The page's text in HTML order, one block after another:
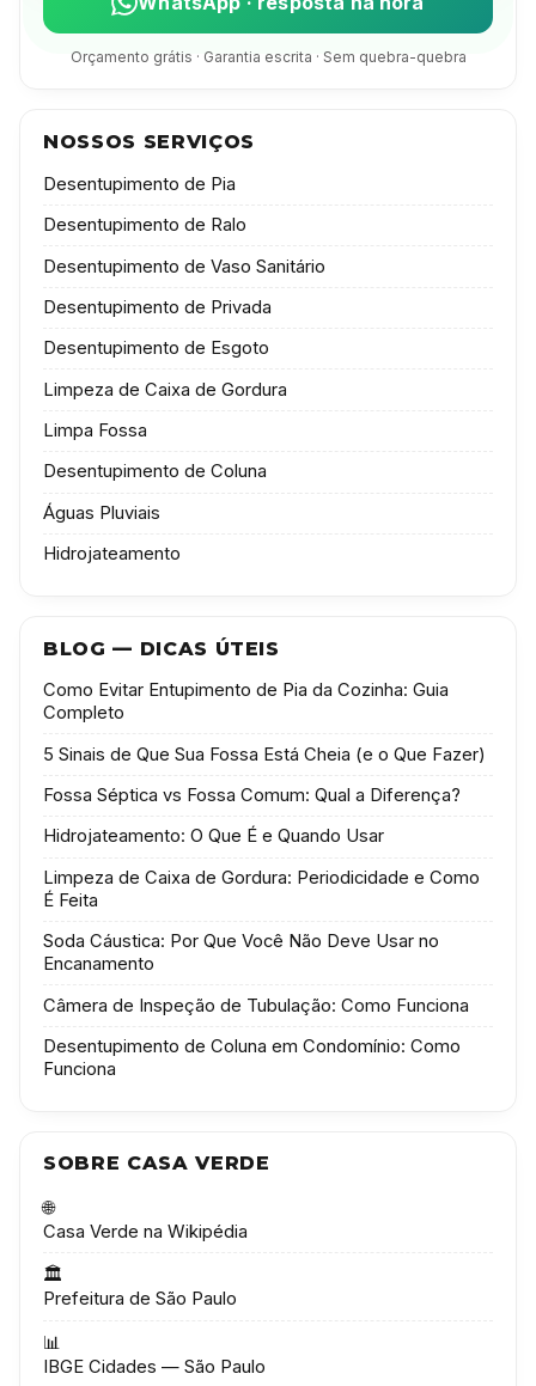
Orçamento grátis · Garantia escrita · Sem quebra-quebra
NOSSOS SERVIÇOS
Desentupimento de Pia
Desentupimento de Ralo
Desentupimento de Vaso Sanitário
Desentupimento de Privada
Desentupimento de Esgoto
Limpeza de Caixa de Gordura
Limpa Fossa
Desentupimento de Coluna
Águas Pluviais
Hidrojateamento
BLOG — DICAS ÚTEIS
Como Evitar Entupimento de Pia da Cozinha: Guia
Completo
5 Sinais de Que Sua Fossa Está Cheia (e o Que Fazer)
Fossa Séptica vs Fossa Comum: Qual a Diferença?
Hidrojateamento: O Que É e Quando Usar
Limpeza de Caixa de Gordura: Periodicidade e Como
É Feita
Soda Cáustica: Por Que Você Não Deve Usar no
Encanamento
Câmera de Inspeção de Tubulação: Como Funciona
Desentupimento de Coluna em Condomínio: Como
Funciona
SOBRE CASA VERDE
🌐
Casa Verde na Wikipédia
🏛️
Prefeitura de São Paulo
📊
IBGE Cidades — São Paulo